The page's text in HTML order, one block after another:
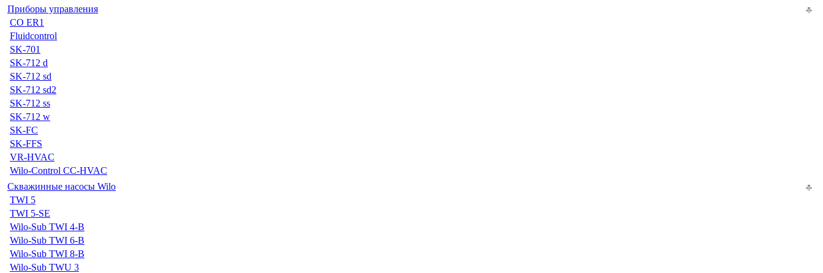
Приборы управления
CO ER1
Fluidcontrol
SK-701
SK-712 d
SK-712 sd
SK-712 sd2
SK-712 ss
SK-712 w
SK-FC
SK-FFS
VR-HVAC
Wilo-Control CC-HVAC
Скважинные насосы Wilo
TWI 5
TWI 5-SE
Wilo-Sub TWI 4-B
Wilo-Sub TWI 6-B
Wilo-Sub TWI 8-B
Wilo-Sub TWU 3